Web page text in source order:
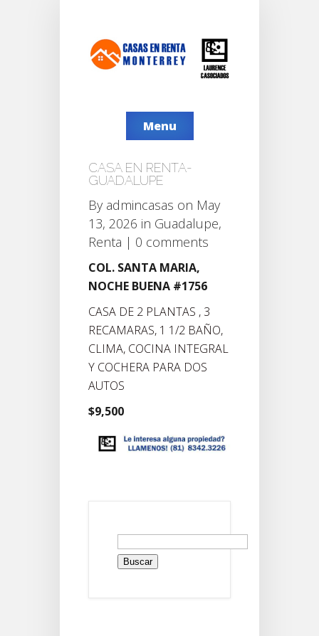
Menu
CASA EN RENTA-
GUADALUPE
By admincasas on May
13, 2026 in Guadalupe,
Renta | 0 comments
COL. SANTA MARIA,
NOCHE BUENA #1756
CASA DE 2 PLANTAS , 3
RECAMARAS, 1 1/2 BAÑO,
CLIMA, COCINA INTEGRAL
Y COCHERA PARA DOS
AUTOS
$9,500
Buscar: